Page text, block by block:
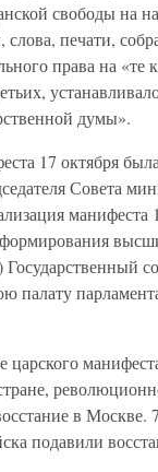
свободы на
слова, печати,
права на
думы».
17 октября
Совета
палату
в
подавили